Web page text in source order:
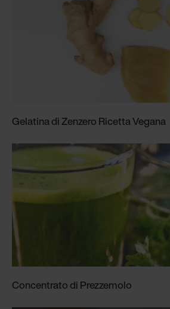
Gelatina di Zenzero Ricetta Vegana
Concentrato di Prezzemolo